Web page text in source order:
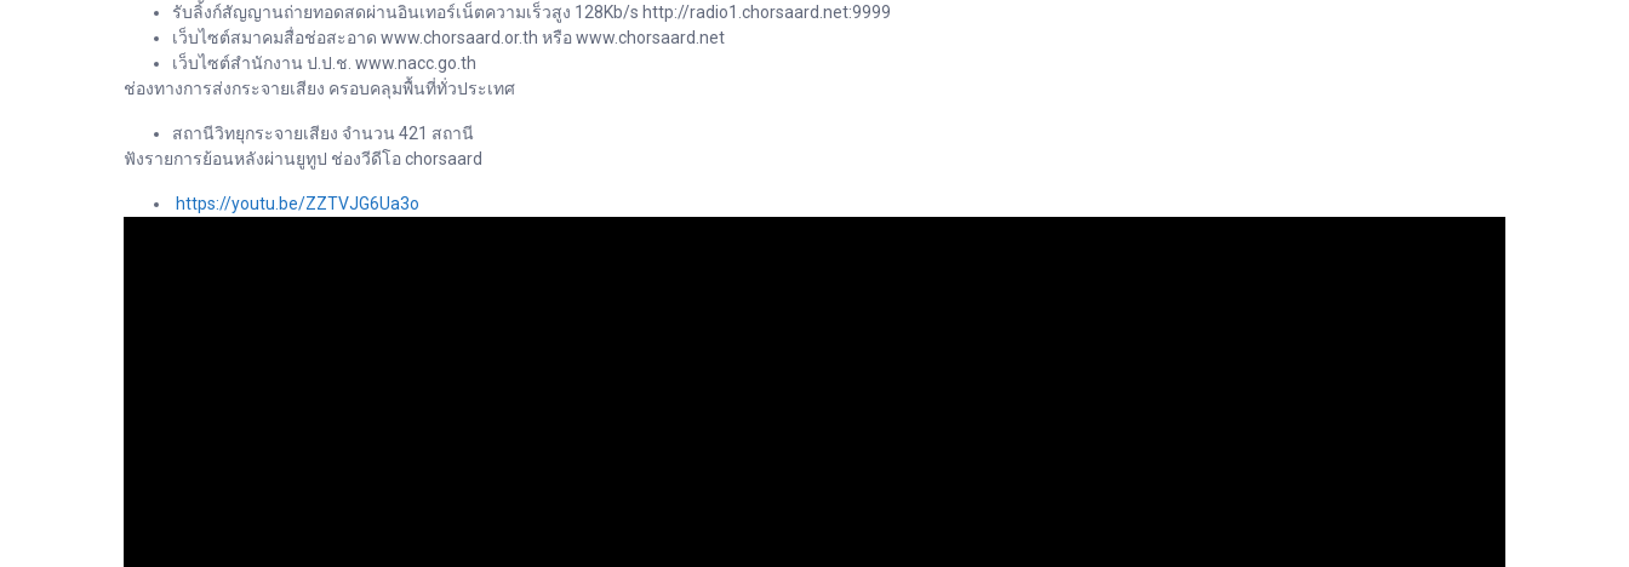
รับลิ้งก์สัญญานถ่ายทอดสดผ่านอินเทอร์เน็ตความเร็วสูง 128Kb/s http://radio1.chorsaard.net:9999
เว็บไซต์สมาคมสื่อช่อสะอาด www.chorsaard.or.th หรือ www.chorsaard.net
เว็บไซต์สำนักงาน ป.ป.ช. www.nacc.go.th
ช่องทางการส่งกระจายเสียง ครอบคลุมพื้นที่ทั่วประเทศ
สถานีวิทยุกระจายเสียง จำนวน 421 สถานี
ฟังรายการย้อนหลังผ่านยูทูป ช่องวีดีโอ chorsaard
https://youtu.be/ZZTVJG6Ua3o